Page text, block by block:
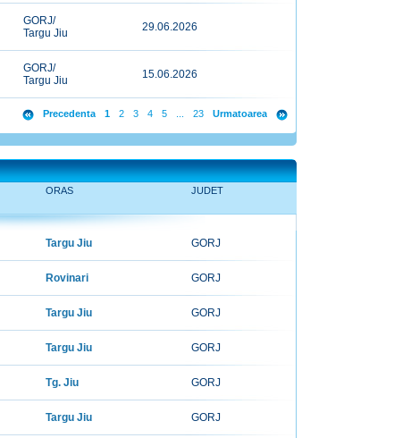
GORJ/
Targu Jiu
29.06.2026
GORJ/
Targu Jiu
15.06.2026
Precedenta 1 2 3 4 5 23 Urmatoarea
ORAS JUDET
Targu Jiu GORJ
Rovinari GORJ
Targu Jiu GORJ
Targu Jiu GORJ
Tg. Jiu GORJ
Targu Jiu GORJ